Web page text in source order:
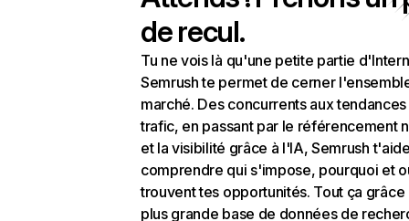
de recul.
Tu ne vois là qu'une petite partie
Semrush te permet de cerner
marché. Des concurrents aux
trafic, en passant par le référencement
et la visibilité grâce à l'IA, Semrush
comprendre qui s'impose, pourquoi et
trouvent tes opportunités. Tout ça grâce
plus grande base de données de